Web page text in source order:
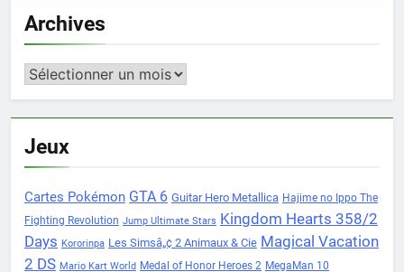
Archives
Archives
Jeux
Cartes Pokémon GTA 6 Guitar Hero Metallica Hajime no Ippo The
Fighting Revolution Jump Ultimate Stars Kingdom Hearts 358/2
Days Kororinpa Les Simsâ„¢ 2 Animaux & Cie Magical Vacation
2 DS Mario Kart World Medal of Honor Heroes 2 MegaMan 10